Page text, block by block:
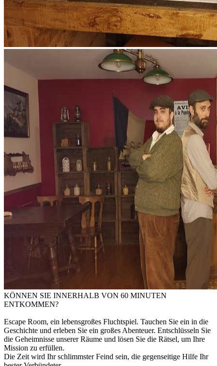
KÖNNEN SIE INNERHALB VON 60 MINUTEN
ENTKOMMEN?
Escape Room, ein lebensgroßes Fluchtspiel. Tauchen Sie ein in die
Geschichte und erleben Sie ein großes Abenteuer. Entschlüsseln Sie
die Geheimnisse unserer Räume und lösen Sie die Rätsel, um Ihre
Mission zu erfüllen.
Die Zeit wird Ihr schlimmster Feind sein, die gegenseitige Hilfe Ihr